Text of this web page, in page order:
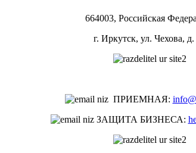
664003, Российская
г. Иркутск, ул. Чехова,
ПРИЕМНАЯ:
ЗАЩИТА БИЗНЕСА: